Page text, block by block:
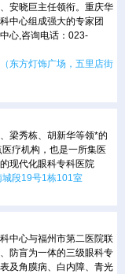
安晓巨主任领衔。重庆华
中心组成强大的专家团
心,咨询电话：023-
东方灯饰广场，五里店街
梁秀栋、胡新华等领*的
疗机构，也是一所集医
现代化眼科专科医院
城段19号1栋101室
中心与福州市第二医院联
防盲为一体的三级眼科专
及角膜病、白内障、青光